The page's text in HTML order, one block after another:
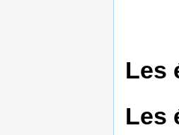
Les
Les